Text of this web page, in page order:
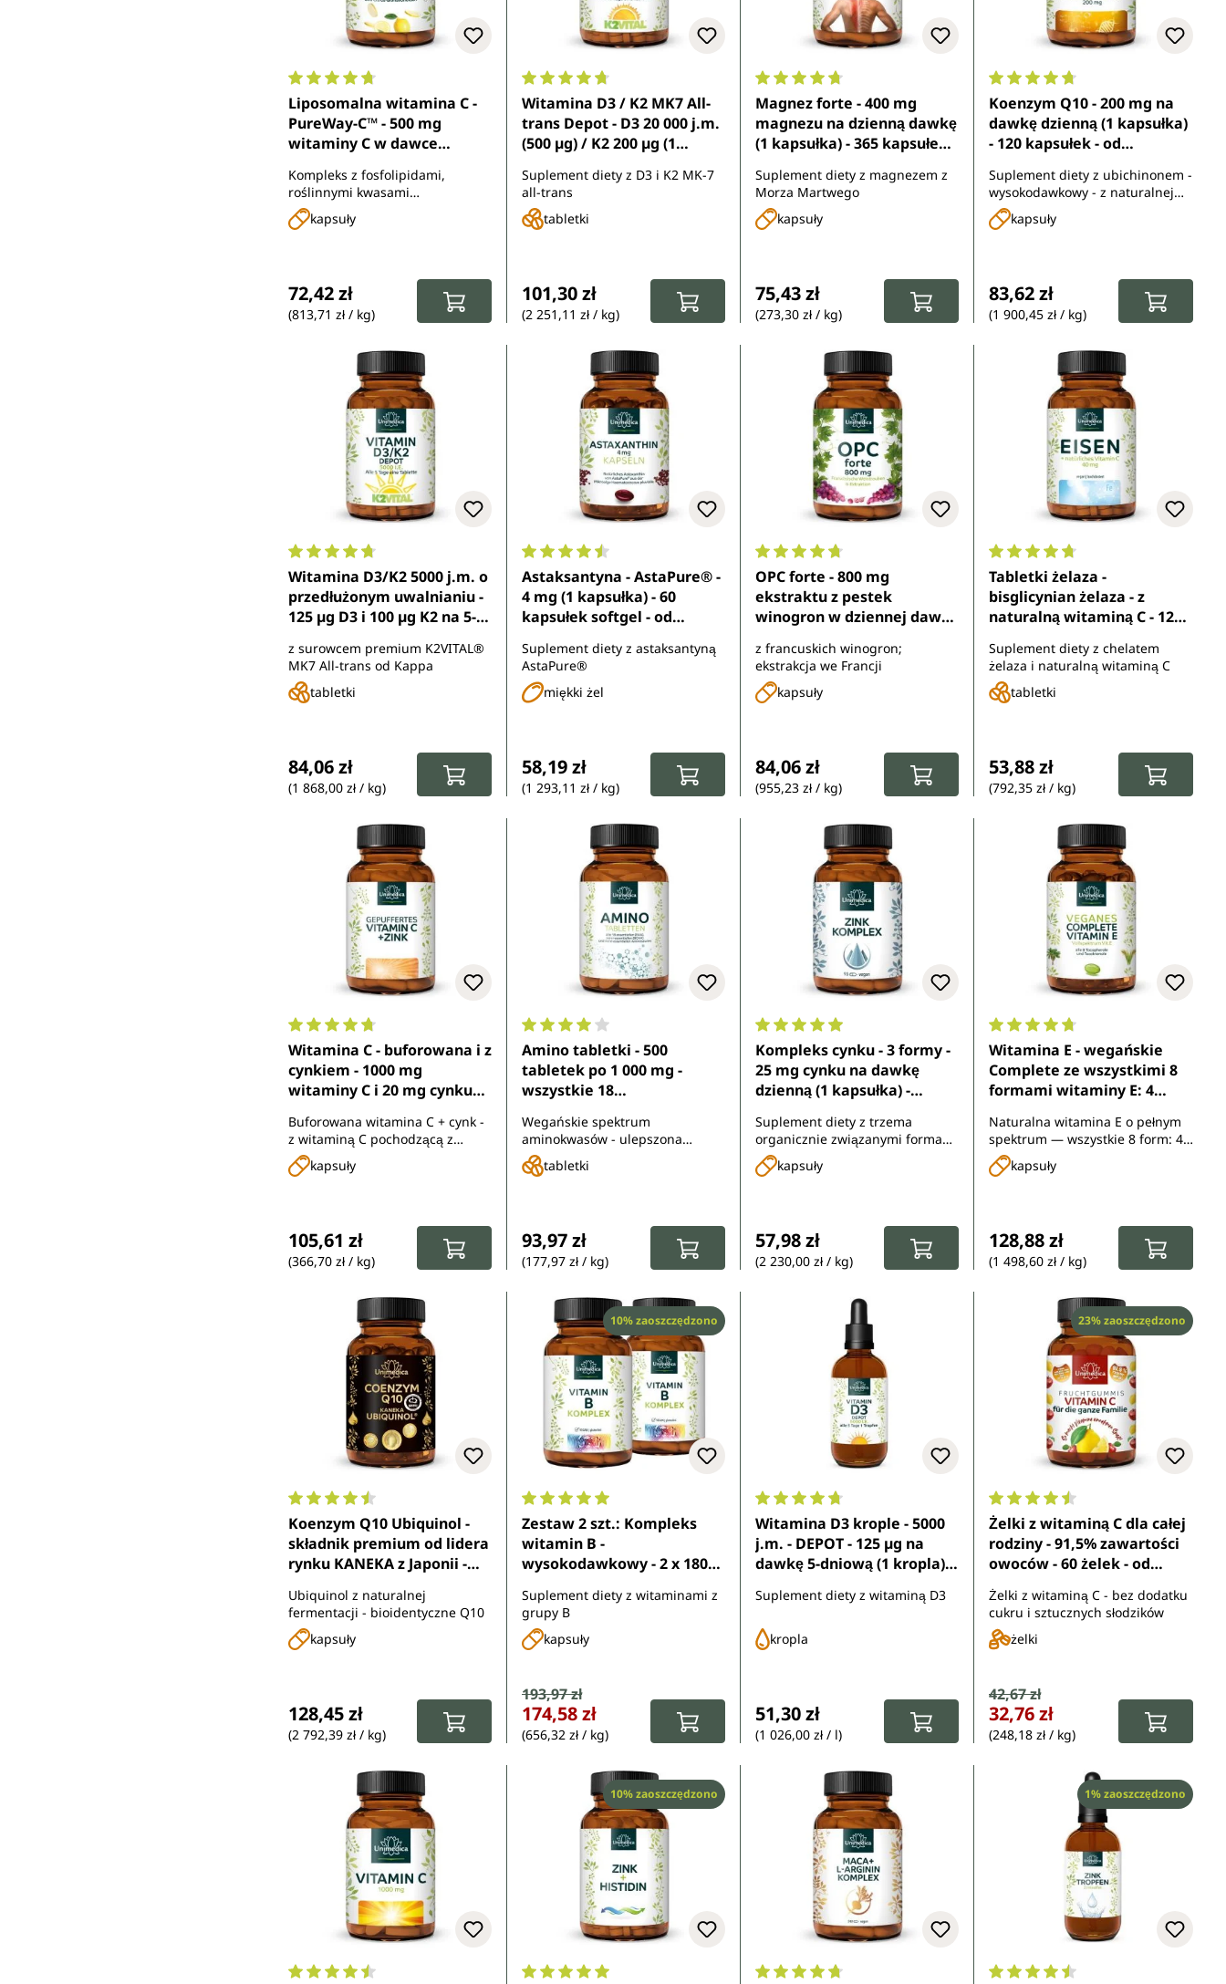
Średnia ocena 4.7 z 5 gwiazdek
Liposomalna witamina C -
PureWay-C™ - 500 mg
witaminy C w dawce
kapsułek - od Unimedica
Kompleks z fosfolipidami,
roślinnymi kwasami
tłuszczowymi i bioflawonoidami
cytrusowymi
kapsuły
72,42 zł
(813,71 zł / kg)
Średnia ocena 4.8 z 5 gwiazdek
Witamina D3 / K2 MK7 All-
trans Depot - D3 20 000 j.m.
(500 µg) / K2 200 µg (1
Unimedica
Suplement diety z D3 i K2 MK-7
all-trans
tabletki
101,30 zł
(2 251,11 zł / kg)
Średnia ocena 4.7 z 5 gwiazdek
Magnez forte - 400 mg
magnezu na dzienną dawkę
(1 kapsułka) - 365 kapsułek -
Suplement diety z magnezem z
Morza Martwego
kapsuły
75,43 zł
(273,30 zł / kg)
Średnia ocena 4.8 z 5 gwiazdek
Koenzym Q10 - 200 mg na
dawkę dzienną (1 kapsułka)
- 120 kapsułek - od
Suplement diety z ubichinonem -
wysokodawkowy - z naturalnej
fermentacji
kapsuły
83,62 zł
(1 900,45 zł / kg)
Średnia ocena 4.8 z 5 gwiazdek
Witamina D3/K2 5000 j.m. o
przedłużonym uwalnianiu -
125 µg D3 i 100 µg K2 na 5-
co 5 dni) - 180 tabletek - od
Unimedica
z surowcem premium K2VITAL®
MK7 All-trans od Kappa
tabletki
84,06 zł
(1 868,00 zł / kg)
Średnia ocena 4.6 z 5 gwiazdek
Astaksantyna - AstaPure® -
4 mg (1 kapsułka) - 60
kapsułek softgel - od
Suplement diety z astaksantyną
AstaPure®
miękki żel
58,19 zł
(1 293,11 zł / kg)
Średnia ocena 4.8 z 5 gwiazdek
OPC forte - 800 mg
ekstraktu z pestek
winogron w dziennej dawce
z ekstrakcji wodnej - od
Unimedica
z francuskich winogron;
ekstrakcja we Francji
kapsuły
84,06 zł
(955,23 zł / kg)
Średnia ocena 4.7 z 5 gwiazdek
Tabletki żelaza -
bisglicynian żelaza - z
naturalną witaminą C - 120
Suplement diety z chelatem
żelaza i naturalną witaminą C
tabletki
53,88 zł
(792,35 zł / kg)
Średnia ocena 4.8 z 5 gwiazdek
Witamina C - buforowana i z
cynkiem - 1000 mg
witaminy C i 20 mg cynku
kapsułki) - 365 kapsułek - od
Unimedica
Buforowana witamina C + cynk -
z witaminą C pochodzącą z
fermentacji, glukonianem i
bisglicynianem cynku
kapsuły
105,61 zł
(366,70 zł / kg)
Średnia ocena 4.1 z 5 gwiazdek
Amino tabletki - 500
tabletek po 1 000 mg -
wszystkie 18
niezbędnych (EAA),
warunkowo niezbędnych
(BCAA) i endogennych - od
Wegańskie spektrum
aminokwasów - ulepszona
receptura: teraz bez Amylogum
tabletki
93,97 zł
(177,97 zł / kg)
Średnia ocena 4.9 z 5 gwiazdek
Kompleks cynku - 3 formy -
25 mg cynku na dawkę
dzienną (1 kapsułka) -
kapsułek - od Unimedica
Suplement diety z trzema
organicznie związanymi formami
cynku
kapsuły
57,98 zł
(2 230,00 zł / kg)
Średnia ocena 4.8 z 5 gwiazdek
Witamina E - wegańskie
Complete ze wszystkimi 8
formami witaminy E: 4
237 mg naturalnej
witaminy E na dawkę
dzienną (2 kapsułki) - 120
Naturalna witamina E o pełnym
spektrum — wszystkie 8 form: 4
tokoferole i 4 tokotrienole
kapsuły
128,88 zł
(1 498,60 zł / kg)
Średnia ocena 4.6 z 5 gwiazdek
Koenzym Q10 Ubiquinol -
składnik premium od lidera
rynku KANEKA z Japonii -
kapsułka) - 60 miękkich
kapsułek żelatynowych - od
Unimedica
Ubiquinol z naturalnej
fermentacji - bioidentyczne Q10
kapsuły
128,45 zł
(2 792,39 zł / kg)
Rabat
10% zaoszczędzono
Średnia ocena 5 z 5 gwiazdek
Zestaw 2 szt.: Kompleks
witamin B -
wysokodawkowy - 2 x 180
od Unimedica
Suplement diety z witaminami z
grupy B
kapsuły
Cena sprzedaży:
Cena regularna:
193,97 zł
174,58 zł
(656,32 zł / kg)
Średnia ocena 4.8 z 5 gwiazdek
Witamina D3 krople - 5000
j.m. - DEPOT - 125 µg na
dawkę 5-dniową (1 kropla) -
Unimedica
Suplement diety z witaminą D3
kropla
51,30 zł
(1 026,00 zł / l)
Rabat
23% zaoszczędzono
Średnia ocena 4.4 z 5 gwiazdek
Żelki z witaminą C dla całej
rodziny - 91,5% zawartości
owoców - 60 żelek - od
Unimedica
Żelki z witaminą C - bez dodatku
cukru i sztucznych słodzików
żelki
Cena sprzedaży:
Cena regularna:
42,67 zł
32,76 zł
(248,18 zł / kg)
Rabat
10% zaoszczędzono Rabat
1% zaoszczędzono